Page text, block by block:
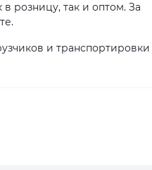
розницу, так и оптом. За
и